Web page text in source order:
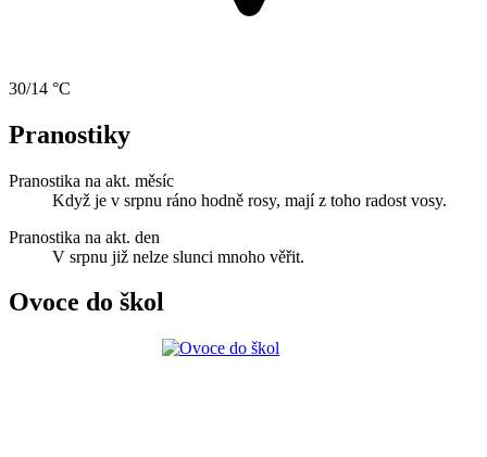
30/14 °C
Pranostiky
Pranostika na akt. měsíc
Když je v srpnu ráno hodně rosy, mají z toho radost vosy.
Pranostika na akt. den
V srpnu již nelze slunci mnoho věřit.
Ovoce do škol